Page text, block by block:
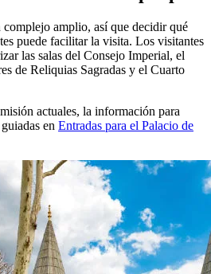
amplio, así que decidir qué
puede facilitar la visita. Los visitantes
las salas del Consejo Imperial, el
de Reliquias Sagradas y el Cuarto
actuales, la información para
en Entradas para el Palacio de